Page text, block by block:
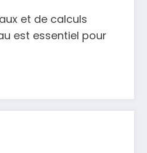
et de calculs
est essentiel pour